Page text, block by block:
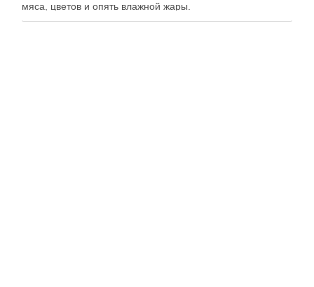
мяса, цветов и опять влажной жары.